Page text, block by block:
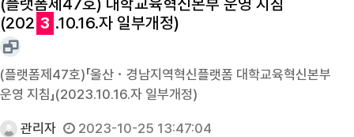
(202 3 .10.16.자 일부개정)
(플랫폼제47호)「울산・경남지역혁신플랫폼 대학교육혁신본부
운영 지침」(2023.10.16.자 일부개정)
관리자 2023-10-25 13:47:04